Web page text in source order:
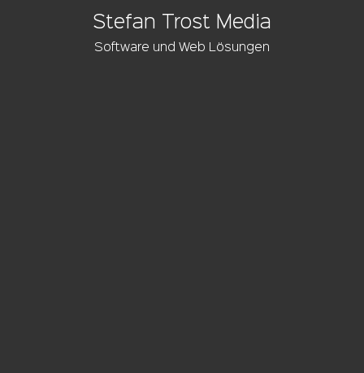
Stefan Trost Media
Software und Web Lösungen